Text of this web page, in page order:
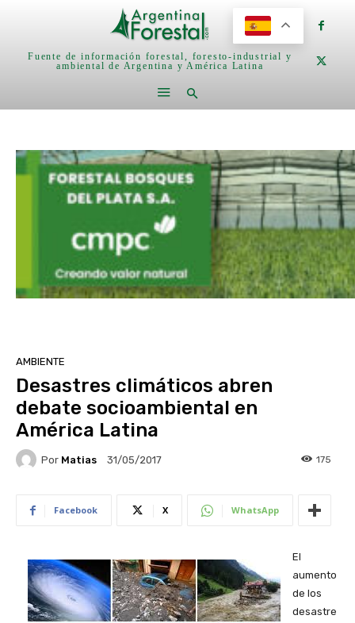
Fuente de información forestal, foresto-industrial y
ambiental de Argentina y América Latina
AMBIENTE
Desastres climáticos abren
debate socioambiental en
América Latina
Por Matias 31/05/2017 175
Facebook X WhatsApp
El
aumento
de los
desastre